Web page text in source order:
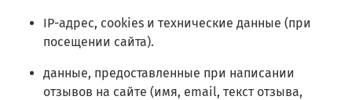
IP-адрес, cookies и технические данные (при
посещении сайта).
данные, предоставленные при написании
отзывов на сайте (имя, email, текст отзыва,